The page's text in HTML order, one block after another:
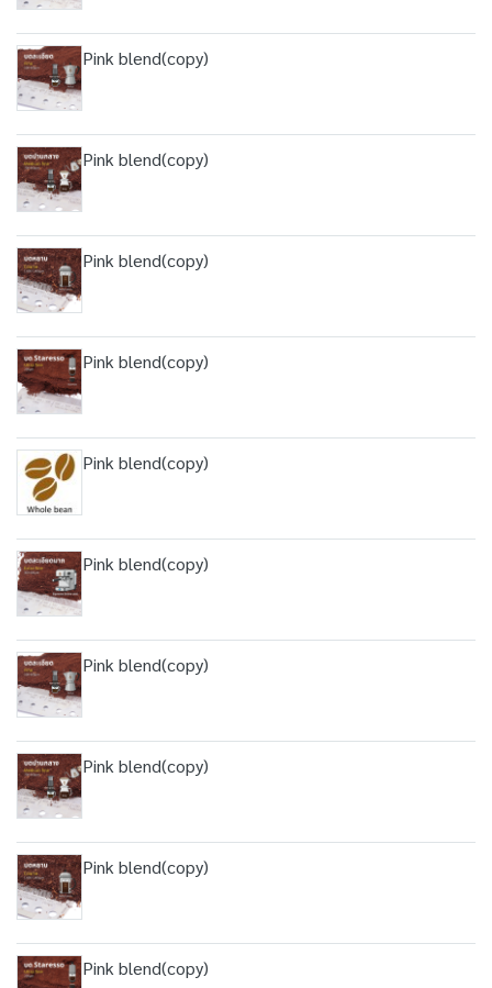
Pink blend(copy)
Pink blend(copy)
Pink blend(copy)
Pink blend(copy)
Pink blend(copy)
Pink blend(copy)
Pink blend(copy)
Pink blend(copy)
Pink blend(copy)
Pink blend(copy)